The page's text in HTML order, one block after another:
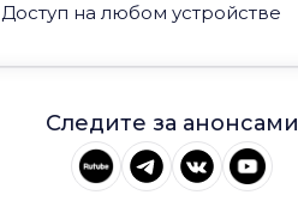
Доступ на любом устройстве
Следите за анонсами